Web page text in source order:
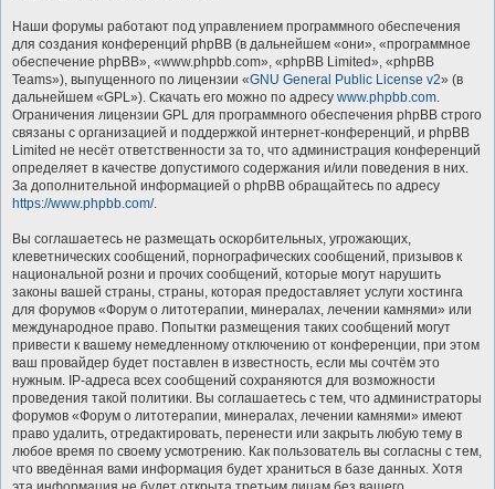
Наши форумы работают под управлением программного обеспечения
для создания конференций phpBB (в дальнейшем «они», «программное
обеспечение phpBB», «www.phpbb.com», «phpBB Limited», «phpBB
Teams»), выпущенного по лицензии «GNU General Public License v2» (в
дальнейшем «GPL»). Скачать его можно по адресу www.phpbb.com.
Ограничения лицензии GPL для программного обеспечения phpBB строго
связаны с организацией и поддержкой интернет-конференций, и phpBB
Limited не несёт ответственности за то, что администрация конференций
определяет в качестве допустимого содержания и/или поведения в них.
За дополнительной информацией о phpBB обращайтесь по адресу
https://www.phpbb.com/.
Вы соглашаетесь не размещать оскорбительных, угрожающих,
клеветнических сообщений, порнографических сообщений, призывов к
национальной розни и прочих сообщений, которые могут нарушить
законы вашей страны, страны, которая предоставляет услуги хостинга
для форумов «Форум о литотерапии, минералах, лечении камнями» или
международное право. Попытки размещения таких сообщений могут
привести к вашему немедленному отключению от конференции, при этом
ваш провайдер будет поставлен в известность, если мы сочтём это
нужным. IP-адреса всех сообщений сохраняются для возможности
проведения такой политики. Вы соглашаетесь с тем, что администраторы
форумов «Форум о литотерапии, минералах, лечении камнями» имеют
право удалить, отредактировать, перенести или закрыть любую тему в
любое время по своему усмотрению. Как пользователь вы согласны с тем,
что введённая вами информация будет храниться в базе данных. Хотя